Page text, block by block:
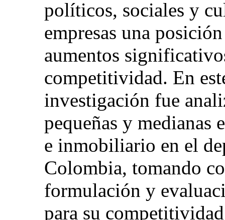
políticos, sociales y
empresas una
aumentos
competitividad. En
investigación fue
pequeñas y medianas
e inmobiliario en el
Colombia, tomando
formulación y
para su